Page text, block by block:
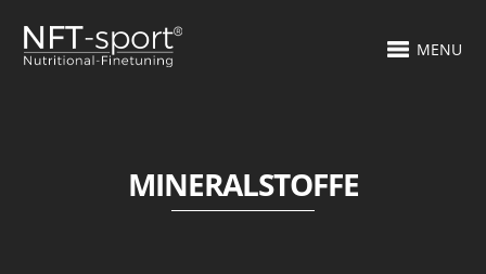
MENU
MINERALSTOFFE